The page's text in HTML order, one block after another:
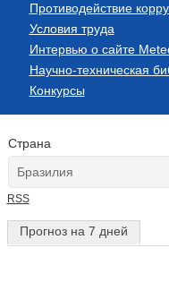
Противодействие
Условия труда
Интервью о сайте
Научно-техническая
Конкурсы
Страна
RSS
Прогноз на 7 дней